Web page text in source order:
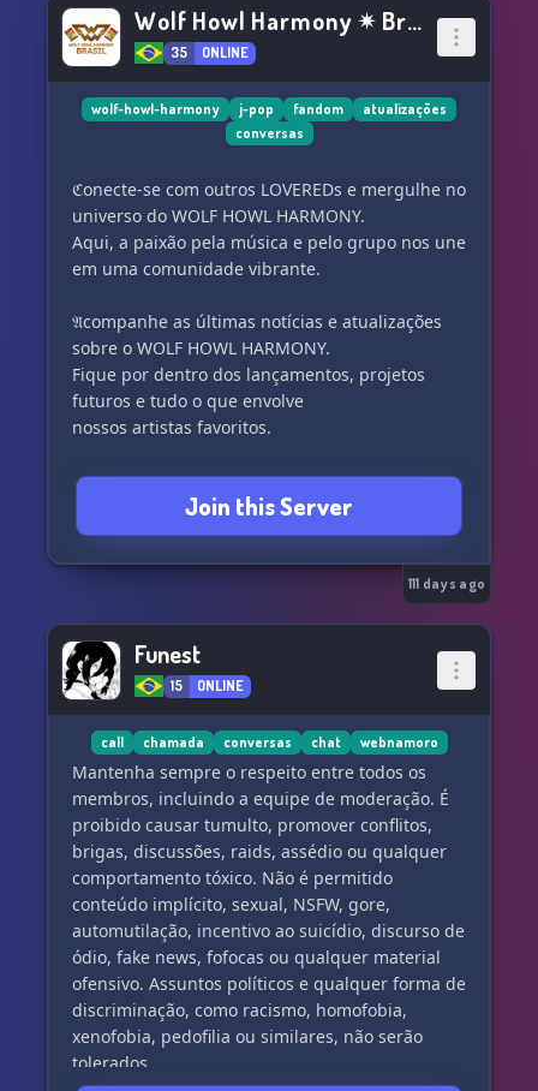
W o l f H o w l H a r m o n y ✴ B r a s i l
35 ONLINE
wolf-howl-harmony j-pop fandom
atualizações
conversas
ℭonecte-se com outros LOVEREDs e mergulhe no
universo do WOLF HOWL HARMONY.
Aqui, a paixão pela música e pelo grupo nos une
em uma comunidade vibrante.
𝔄companhe as últimas notícias e atualizações
sobre o WOLF HOWL HARMONY.
Fique por dentro dos lançamentos, projetos
futuros e tudo o que envolve
nossos artistas favoritos.
𝔑otícias exclusivas e informações diretamente
do Japão para você.
Seja o primeiro a saber sobre os passos da
carreira do grupo.
𝔍ogos interativos e atividades divertidas para a
nossa alcateia.
Participe, divirta-se e faça novas amizades.
𝔖orteios especiais com prêmios incríveis para os
fãs mais dedicados.
Sua chance de ganhar itens exclusivos do WOLF
HOWL HARMONY.
𝔙enha fazer parte da nossa família e
compartilhar essa jornada musical.
Sua presença torna nossa harmonia ainda mais
completa.
Join this Server
111 days ago
Funest
15 ONLINE
call chamada conversas chat webnamoro
Mantenha sempre o respeito entre todos os
membros, incluindo a equipe de moderação. É
proibido causar tumulto, promover conflitos,
brigas, discussões, raids, assédio ou qualquer
comportamento tóxico. Não é permitido
conteúdo implícito, sexual, NSFW, gore,
automutilação, incentivo ao suicídio, discurso de
ódio, fake news, fofocas ou qualquer material
ofensivo. Assuntos políticos e qualquer forma de
discriminação, como racismo, homofobia,
xenofobia, pedofilia ou similares, não serão
tolerados.